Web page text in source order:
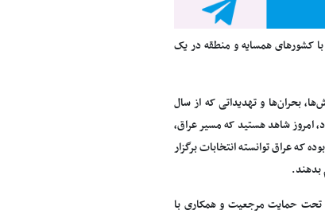
با کشورهای همسایه و منطقه در یک
بحران‌ها و تهدیداتی که از سال
امروز شاهد هستید که مسیر عراق،
عراق توانسته انتخابات برگزار
بدهند.
تحت حمایت مرجعیت و همکاری با